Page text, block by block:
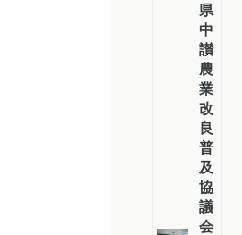
県
中
讃
農
業
改
良
普
及
協
議
会